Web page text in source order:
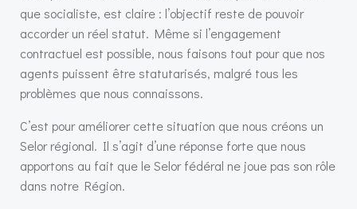
que socialiste, est claire : l’objectif reste de pouvoir
accorder un réel statut. Même si l’engagement
contractuel est possible, nous faisons tout pour que nos
agents puissent être statutarisés, malgré tous les
problèmes que nous connaissons.
C’est pour améliorer cette situation que nous créons un
Selor régional. Il s’agit d’une réponse forte que nous
apportons au fait que le Selor fédéral ne joue pas son rôle
dans notre Région.